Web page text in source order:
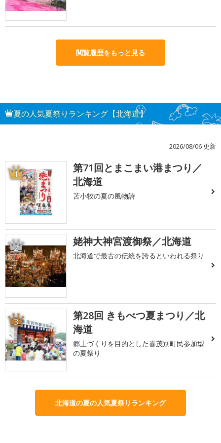
閲覧履歴をもっと見る
夏の人気夏祭りランキング【北海道】
2026/08/06 更新
1
第71回とまこまい港まつり／
北海道
苫小牧の夏の風物詩
2 姥神大神宮渡御祭／北海道
北海道で最古の伝統を誇るといわれる祭り
3
第28回 きもべつ夏まつり／北
海道
郷土づくりを目的とした喜茂別町民参加型
の夏祭り
北海道の夏の人気夏祭りランキング